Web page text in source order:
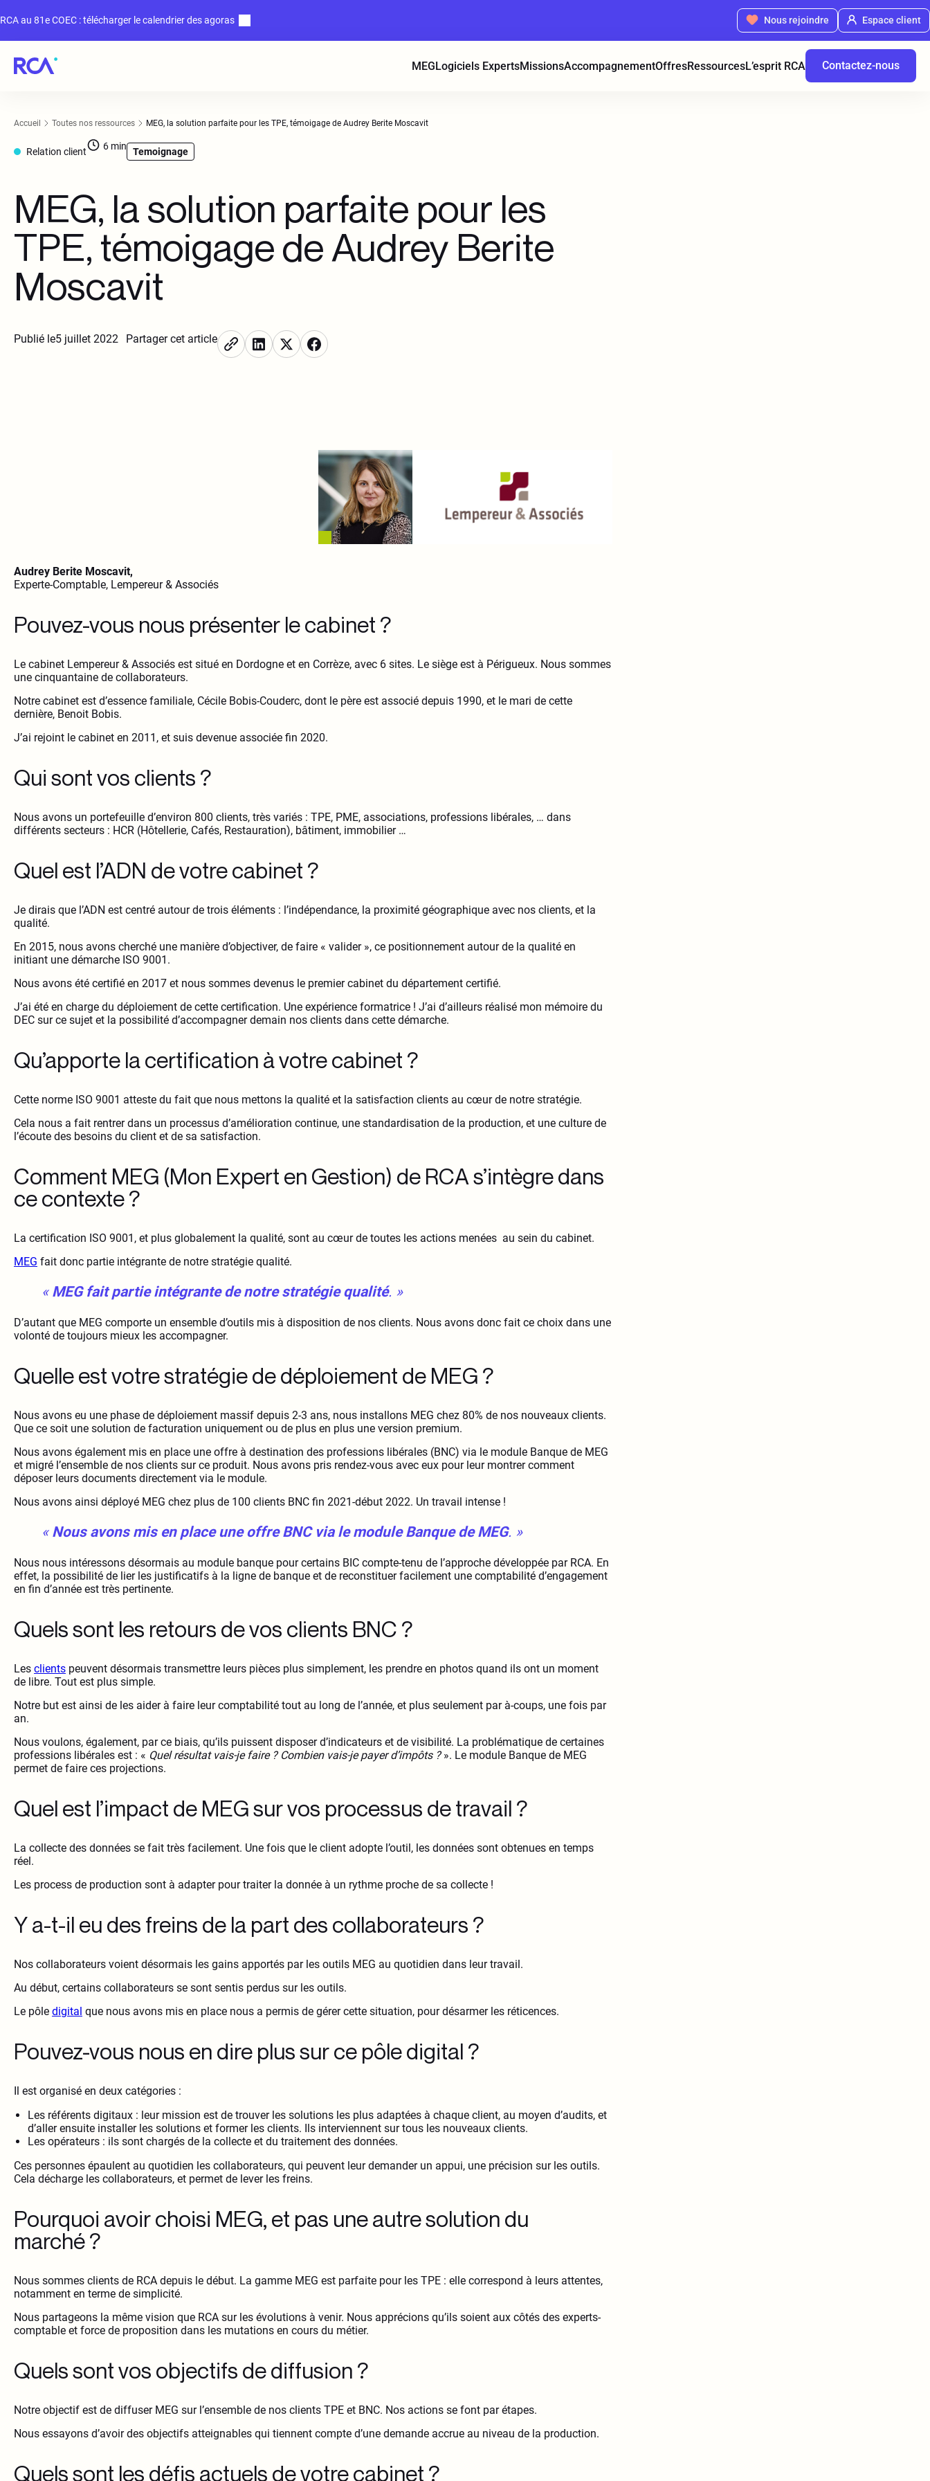
RCA au 81e COEC : télécharger le calendrier des agoras Nous rejoindre Espace client
MEGLogiciels ExpertsMissionsAccompagnementOffresRessourcesL’esprit RCA Contactez-nous
Accueil Toutes nos ressources MEG, la solution parfaite pour les TPE, témoigage de Audrey Berite Moscavit
Relation client 6 min Temoignage
MEG, la solution parfaite pour les
TPE, témoigage de Audrey Berite
Moscavit
Publié le5 juillet 2022 Partager cet article
Audrey Berite Moscavit,
Experte-Comptable, Lempereur & Associés
Pouvez-vous nous présenter le cabinet ?
Le cabinet Lempereur & Associés est situé en Dordogne et en Corrèze, avec 6 sites. Le siège est à Périgueux. Nous sommes
une cinquantaine de collaborateurs.
Notre cabinet est d’essence familiale, Cécile Bobis-Couderc, dont le père est associé depuis 1990, et le mari de cette
dernière, Benoit Bobis.
J’ai rejoint le cabinet en 2011, et suis devenue associée fin 2020.
Qui sont vos clients ?
Nous avons un portefeuille d’environ 800 clients, très variés : TPE, PME, associations, professions libérales, … dans
différents secteurs : HCR (Hôtellerie, Cafés, Restauration), bâtiment, immobilier …
Quel est l’ADN de votre cabinet ?
Je dirais que l’ADN est centré autour de trois éléments : l’indépendance, la proximité géographique avec nos clients, et la
qualité.
En 2015, nous avons cherché une manière d’objectiver, de faire « valider », ce positionnement autour de la qualité en
initiant une démarche ISO 9001.
Nous avons été certifié en 2017 et nous sommes devenus le premier cabinet du département certifié.
J’ai été en charge du déploiement de cette certification. Une expérience formatrice ! J’ai d’ailleurs réalisé mon mémoire du
DEC sur ce sujet et la possibilité d’accompagner demain nos clients dans cette démarche.
Qu’apporte la certification à votre cabinet ?
Cette norme ISO 9001 atteste du fait que nous mettons la qualité et la satisfaction clients au cœur de notre stratégie.
Cela nous a fait rentrer dans un processus d’amélioration continue, une standardisation de la production, et une culture de
l’écoute des besoins du client et de sa satisfaction.
Comment MEG (Mon Expert en Gestion) de RCA s’intègre dans
ce contexte ?
La certification ISO 9001, et plus globalement la qualité, sont au cœur de toutes les actions menées au sein du cabinet.
MEG fait donc partie intégrante de notre stratégie qualité.
« MEG fait partie intégrante de notre stratégie qualité. »
D’autant que MEG comporte un ensemble d’outils mis à disposition de nos clients. Nous avons donc fait ce choix dans une
volonté de toujours mieux les accompagner.
Quelle est votre stratégie de déploiement de MEG ?
Nous avons eu une phase de déploiement massif depuis 2-3 ans, nous installons MEG chez 80% de nos nouveaux clients.
Que ce soit une solution de facturation uniquement ou de plus en plus une version premium.
Nous avons également mis en place une offre à destination des professions libérales (BNC) via le module Banque de MEG
et migré l’ensemble de nos clients sur ce produit. Nous avons pris rendez-vous avec eux pour leur montrer comment
déposer leurs documents directement via le module.
Nous avons ainsi déployé MEG chez plus de 100 clients BNC fin 2021-début 2022. Un travail intense !
« Nous avons mis en place une offre BNC via le module Banque de MEG. »
Nous nous intéressons désormais au module banque pour certains BIC compte-tenu de l’approche développée par RCA. En
effet, la possibilité de lier les justificatifs à la ligne de banque et de reconstituer facilement une comptabilité d’engagement
en fin d’année est très pertinente.
Quels sont les retours de vos clients BNC ?
Les clients peuvent désormais transmettre leurs pièces plus simplement, les prendre en photos quand ils ont un moment
de libre. Tout est plus simple.
Notre but est ainsi de les aider à faire leur comptabilité tout au long de l’année, et plus seulement par à-coups, une fois par
an.
Nous voulons, également, par ce biais, qu’ils puissent disposer d’indicateurs et de visibilité. La problématique de certaines
professions libérales est : « Quel résultat vais-je faire ? Combien vais-je payer d’impôts ?». Le module Banque de MEG
permet de faire ces projections.
Quel est l’impact de MEG sur vos processus de travail ?
La collecte des données se fait très facilement. Une fois que le client adopte l’outil, les données sont obtenues en temps
réel.
Les process de production sont à adapter pour traiter la donnée à un rythme proche de sa collecte !
Y a-t-il eu des freins de la part des collaborateurs ?
Nos collaborateurs voient désormais les gains apportés par les outils MEG au quotidien dans leur travail.
Au début, certains collaborateurs se sont sentis perdus sur les outils.
Le pôle digital que nous avons mis en place nous a permis de gérer cette situation, pour désarmer les réticences.
Pouvez-vous nous en dire plus sur ce pôle digital ?
Il est organisé en deux catégories :
Les référents digitaux : leur mission est de trouver les solutions les plus adaptées à chaque client, au moyen d’audits, et
d’aller ensuite installer les solutions et former les clients. Ils interviennent sur tous les nouveaux clients.
Les opérateurs : ils sont chargés de la collecte et du traitement des données.
Ces personnes épaulent au quotidien les collaborateurs, qui peuvent leur demander un appui, une précision sur les outils.
Cela décharge les collaborateurs, et permet de lever les freins.
Pourquoi avoir choisi MEG, et pas une autre solution du
marché ?
Nous sommes clients de RCA depuis le début. La gamme MEG est parfaite pour les TPE : elle correspond à leurs attentes,
notamment en terme de simplicité.
Nous partageons la même vision que RCA sur les évolutions à venir. Nous apprécions qu’ils soient aux côtés des experts-
comptable et force de proposition dans les mutations en cours du métier.
Quels sont vos objectifs de diffusion ?
Notre objectif est de diffuser MEG sur l’ensemble de nos clients TPE et BNC. Nos actions se font par étapes.
Nous essayons d’avoir des objectifs atteignables qui tiennent compte d’une demande accrue au niveau de la production.
Quels sont les défis actuels de votre cabinet ?